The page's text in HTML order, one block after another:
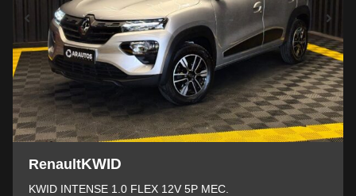
RenaultKWID
KWID INTENSE 1.0 FLEX 12V 5P MEC.